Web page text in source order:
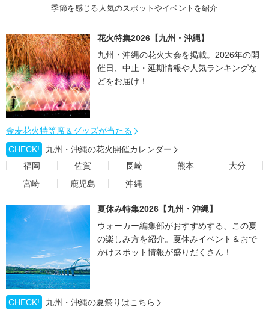
季節を感じる人気のスポットやイベントを紹介
花火特集2026【九州・沖縄】
九州・沖縄の花火大会を掲載。2026年の開
催日、中止・延期情報や人気ランキングな
どをお届け！
金麦花火特等席＆グッズが当たる
CHECK!
九州・沖縄の花火開催カレンダー
福岡
佐賀 長崎 熊本
大分
宮崎
鹿児島 沖縄
夏休み特集2026【九州・沖縄】
ウォーカー編集部がおすすめする、この夏
の楽しみ方を紹介。夏休みイベント＆おで
かけスポット情報が盛りだくさん！
CHECK!
九州・沖縄の夏祭りはこちら